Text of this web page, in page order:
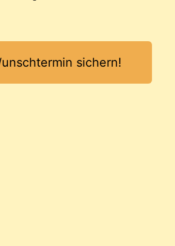
sichern!